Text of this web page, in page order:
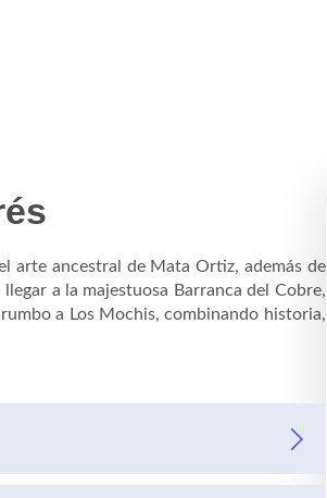
arte ancestral de Mata Ortiz, además de
a la majestuosa Barranca del Cobre,
a Los Mochis, combinando historia,